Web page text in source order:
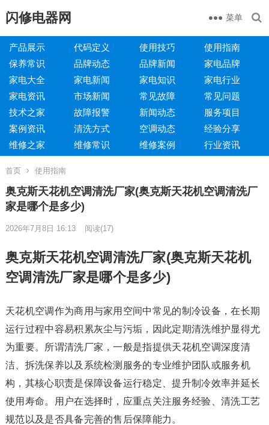
闪修电器网 菜单
产品展示 代码定义 使用技巧
使用指南
保养常识
品牌动态 品牌新闻
家电品牌
家电大全
家电新闻 家电知识
家电行业
家电资讯
市场新闻 常见故障
常见问题
技术之家
故障报警 新闻动态
服务项目
案例资讯
清洗方式 空调动态
经验分享
维修之家
维修常识 维修案例 行业资讯
首页 使用指南
奥克斯天花机空调清洗厂家(奥克斯天花机空调清洗厂
家是哪个是多少)
2026年7月8日 16:13 阅读(17)
奥克斯天花机空调清洗厂家(奥克斯天花机
空调清洗厂家是哪个是多少)
天花机空调作为商用与家用空间中常见的制冷设备，在长期
运行过程中容易积累灰尘与污垢，因此定期清洗维护显得尤
为重要。所谓清洗厂家，一般是指提供天花机空调深度清
洁、拆洗保养以及系统检测服务的专业维护团队或服务机
构，其核心职责是保障设备运行稳定、提升制冷效率并延长
使用寿命。用户在选择时，应重点关注服务经验、清洗工艺
规范以及是否具备完善的售后保障能力。